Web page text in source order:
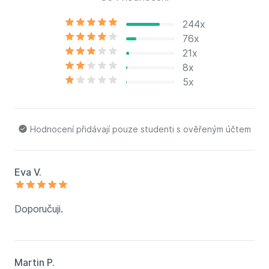
244x
76x
21x
8x
5x
Hodnocení přidávají pouze studenti s ověřeným účtem
Eva V.
Doporučuji.
Martin P.